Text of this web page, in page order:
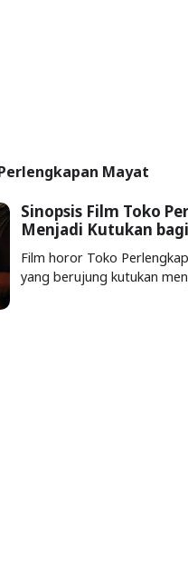
Mayat
Sinopsis Film Toko
Menjadi Kutukan
Film horor Toko
yang berujung kutukan